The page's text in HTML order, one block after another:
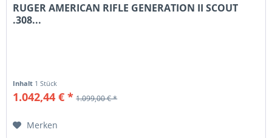
RUGER AMERICAN RIFLE GENERATION II SCOUT
.308...
Inhalt 1 Stück
1.042,44 € * 1.099,00 € *
Merken